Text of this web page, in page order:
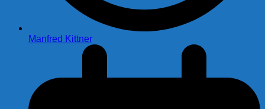
Manfred Kittner